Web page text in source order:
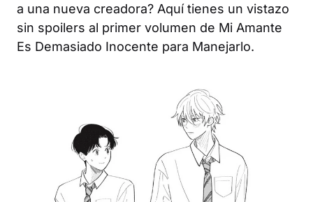
a una nueva creadora? Aquí tienes un vistazo
sin spoilers al primer volumen de Mi Amante
Es Demasiado Inocente para Manejarlo.